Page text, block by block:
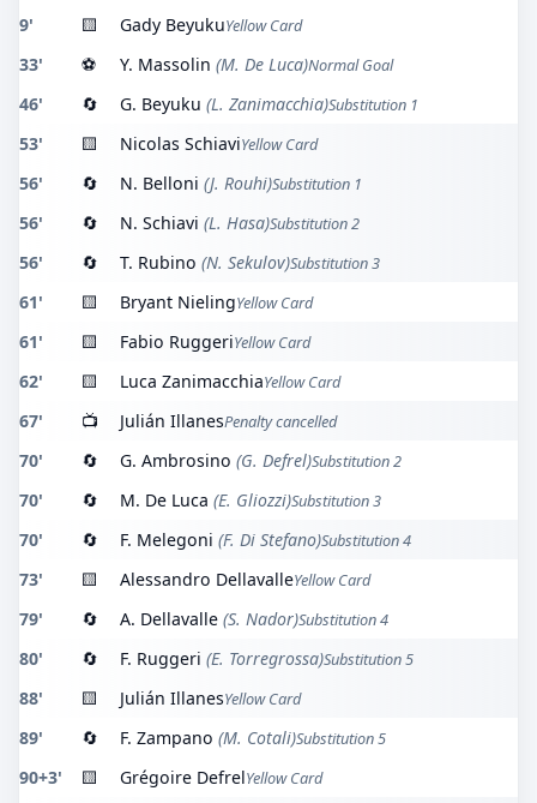
9' 🟨 Gady BeyukuYellow Card
33' ⚽ Y. Massolin (M. De Luca)Normal Goal
46' 🔄 G. Beyuku (L. Zanimacchia)Substitution 1
53' 🟨 Nicolas SchiaviYellow Card
56' 🔄 N. Belloni (J. Rouhi)Substitution 1
56' 🔄 N. Schiavi (L. Hasa)Substitution 2
56' 🔄 T. Rubino (N. Sekulov)Substitution 3
61' 🟨 Bryant NielingYellow Card
61' 🟨 Fabio RuggeriYellow Card
62' 🟨 Luca ZanimacchiaYellow Card
67' 📺 Julián IllanesPenalty cancelled
70' 🔄 G. Ambrosino (G. Defrel)Substitution 2
70' 🔄 M. De Luca (E. Gliozzi)Substitution 3
70' 🔄 F. Melegoni (F. Di Stefano)Substitution 4
73' 🟨 Alessandro DellavalleYellow Card
79' 🔄 A. Dellavalle (S. Nador)Substitution 4
80' 🔄 F. Ruggeri (E. Torregrossa)Substitution 5
88' 🟨 Julián IllanesYellow Card
89' 🔄 F. Zampano (M. Cotali)Substitution 5
90+3' 🟨 Grégoire DefrelYellow Card